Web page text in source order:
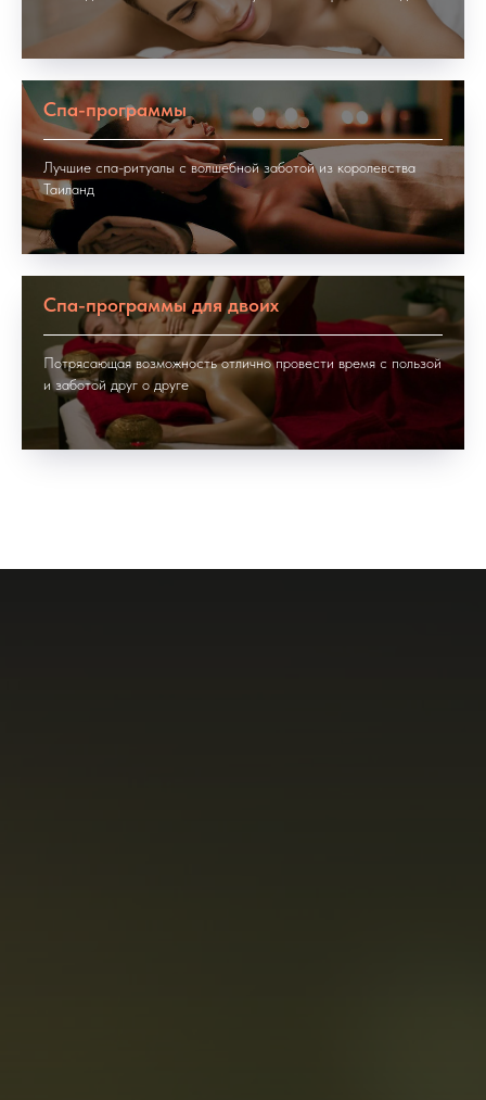
Спа-программы
Лучшие спа-ритуалы с волшебной заботой из королевства
Таиланд
Спа-программы для двоих
Потрясающая возможность отлично провести время с пользой
и заботой друг о друге